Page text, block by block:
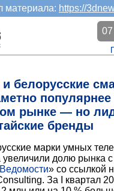
материала: https://
и белорусские
популярнее
рынке — но
бренды
марки умных
долю рынка
Ведомости» со ссылкой
За I квартал